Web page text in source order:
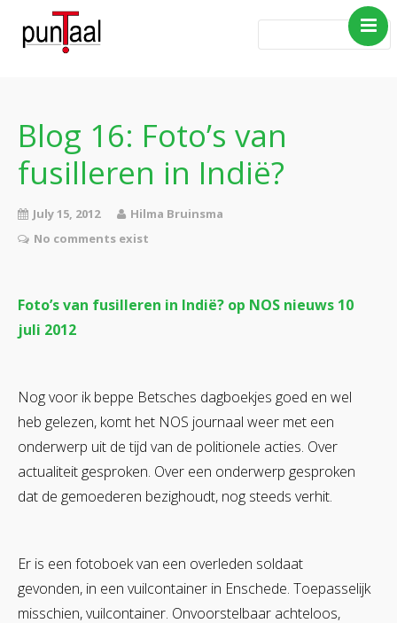
theemeubel
Boeken
Verhalen
Gedichten
Contact
Blog 16: Foto’s van
fusilleren in Indië?
July 15, 2012
Hilma Bruinsma
No comments exist
Foto’s van fusilleren in Indië? op NOS nieuws 10
juli 2012
Nog voor ik beppe Betsches dagboekjes goed en wel
heb gelezen, komt het NOS journaal weer met een
onderwerp uit de tijd van de politionele acties. Over
actualiteit gesproken. Over een onderwerp gesproken
dat de gemoederen bezighoudt, nog steeds verhit.
Er is een fotoboek van een overleden soldaat
gevonden, in een vuilcontainer in Enschede. Toepasselijk
misschien, vuilcontainer. Onvoorstelbaar achteloos,